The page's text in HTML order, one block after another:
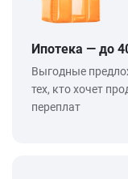
Ипотека — до
Выгодные
тех, кто хочет
переплат